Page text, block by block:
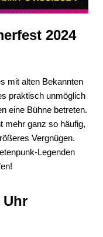
2024
mit alten Bekannten
praktisch unmöglich
eine Bühne betreten.
mehr ganz so häufig,
Vergnügen.
Legenden
Uhr